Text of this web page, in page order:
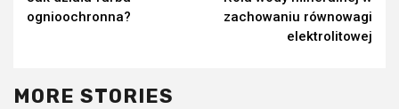
Reading
ognioochronna?
zachowaniu równowagi
elektrolitowej
MORE STORIES